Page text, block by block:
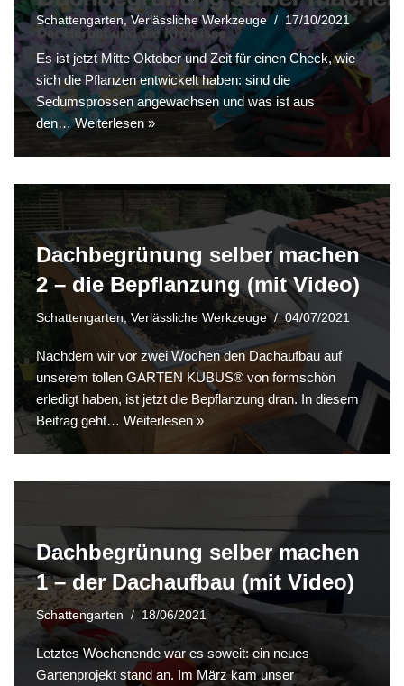
Schattengarten,Verlässliche Werkzeuge 17/10/2021
Es ist jetzt Mitte Oktober und Zeit für einen Check, wie
sich die Pflanzen entwickelt haben: sind die
Sedumsprossen angewachsen und was ist aus
den…Weiterlesen »
Dachbegrünung selber machen
2 – die Bepflanzung (mit Video)
Schattengarten, Verlässliche Werkzeuge 04/07/2021
Nachdem wir vor zwei Wochen den Dachaufbau auf
unserem tollen GARTEN KUBUS® von formschön
erledigt haben, ist jetzt die Bepflanzung dran. In diesem
Beitrag geht… Weiterlesen »
Dachbegrünung selber machen
1 – der Dachaufbau (mit Video)
Schattengarten 18/06/2021
Letztes Wochenende war es soweit: ein neues
Gartenprojekt stand an. Im März kam unser